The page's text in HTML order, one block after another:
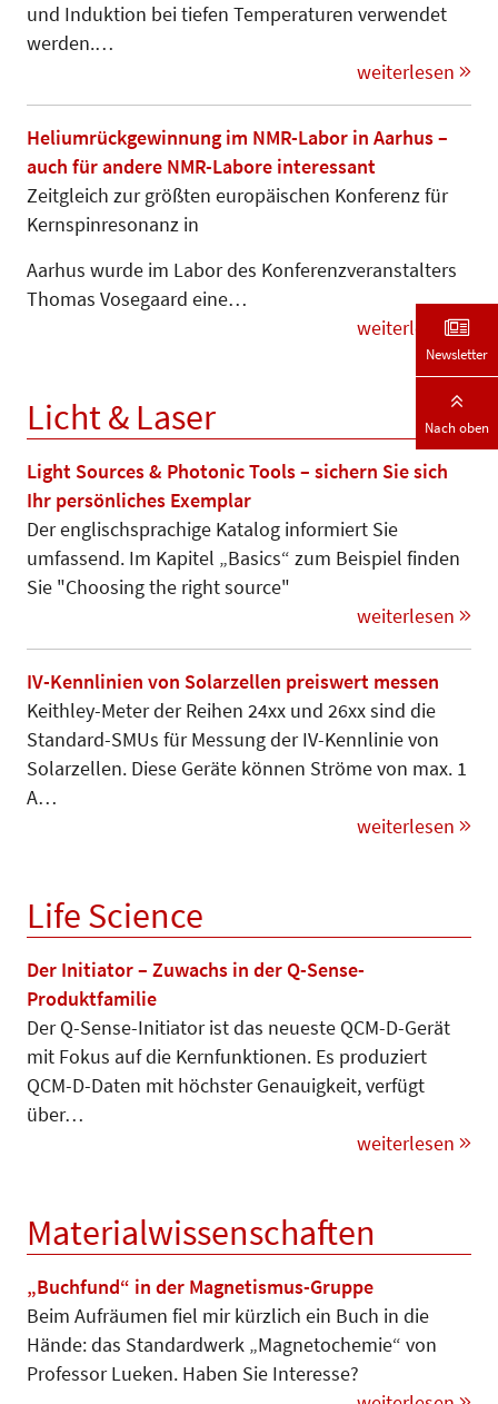
und Induktion bei tiefen Temperaturen ver­wendet
werden.…
weiterlesen
Heliumrückgewinnung im NMR-Labor in Aarhus –
auch für andere NMR-Labore interessant
Zeitgleich zur größten europäischen Konferenz für
Kernspinresonanz in
Aarhus wurde im Labor des Kon­fe­­renz­­veranstalters
Thomas Vose­gaard eine…
weiterlesen
Licht & Laser
Light Sources & Photonic Tools – sichern Sie sich
Ihr persönliches Exemplar
Der englischsprachige Katalog informiert Sie
umfassend. Im Kapitel „Basics“ zum Beispiel finden
Sie "Choosing the right source"
weiterlesen
IV-Kennlinien von Solarzellen preiswert messen
Keithley-Meter der Reihen 24xx und 26xx sind die
Standard-SMUs für Messung der IV-Kennlinie von
Solarzellen. Diese Geräte können Strö­me von max. 1
A…
weiterlesen
Life Science
Der Initiator – Zuwachs in der Q-Sense-
Produktfamilie
Der Q-Sense-Initiator ist das neueste QCM-D-Gerät
mit Fokus auf die Kernfunktionen. Es produziert
QCM-D-Daten mit höchster Genauigkeit, verfügt
über…
weiterlesen
Materialwissenschaften
„Buchfund“ in der Magnetismus-Gruppe
Beim Aufräumen fiel mir kürzlich ein Buch in die
Hände: das Standardwerk „Magnetochemie“ von
Professor Lue­ken. Haben Sie Interesse?
Newsletter
Nach oben